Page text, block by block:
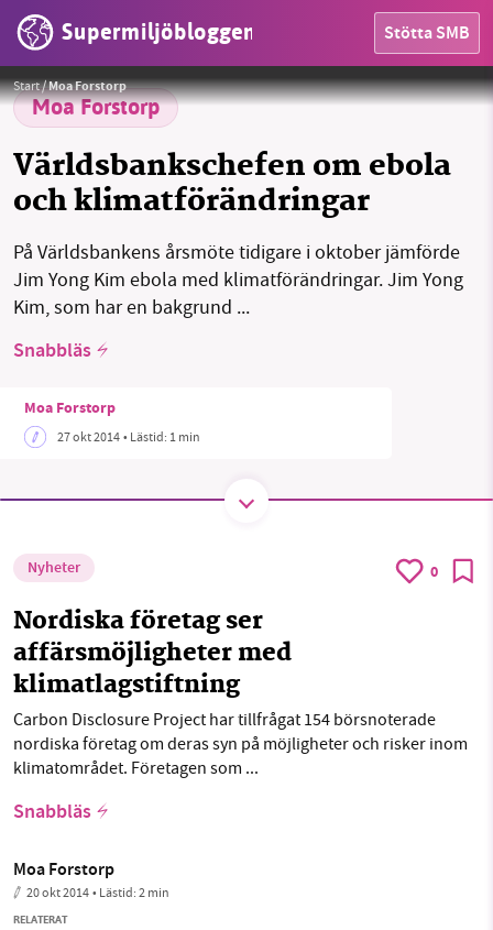
Supermiljöbloggen Stötta SMB
HEM
OMRÅDEN
MILJÖFAKTA
LinkedIn
Start/Moa Forstorp
Moa Forstorp
Världsbankschefen om ebola
och klimatförändringar
På Världsbankens årsmöte tidigare i oktober jämförde
Jim Yong Kim ebola med klimatförändringar. Jim Yong
Kim, som har en bakgrund ...
Snabbläs
Moa Forstorp
27 okt 2014• Lästid: 1 min
Foto:World Economic Forum
Nyheter 0
Nordiska företag ser
affärsmöjligheter med
klimatlagstiftning
Carbon Disclosure Project har tillfrågat 154 börsnoterade
nordiska företag om deras syn på möjligheter och risker inom
klimatområdet. Företagen som ...
Snabbläs
Moa Forstorp
20 okt 2014• Lästid:2 min
RELATERAT
SMB kämpar för en hållbar framtid. Sedan
starten 2010 har vår ideella redaktion drivit
miljödebatten framåt genom
nyhetsbevakning och granskningar. Nu vill vi
utveckla vårt arbete – och vi hoppas att du
vill hjälpa oss.
Stötta vårt arbete genom att swisha en slant till